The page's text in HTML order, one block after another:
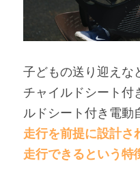
子どもの送り迎えな
チャイルドシート付
ルドシート付き電動
走行を前提に設計さ
走行できるという特